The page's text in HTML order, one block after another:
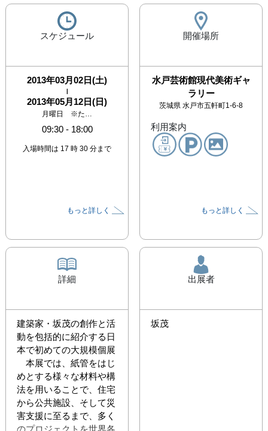
スケジュール
2013年03月02日(土)
|
2013年05月12日(日)
月曜日 ※た…
09:30- 18:00
入場時間は 17 時 30 分まで
もっと詳しく
開催場所
水戸芸術館現代美術ギャ
ラリー
茨城県 水戸市五軒町1-6-8
利用案内
もっと詳しく
詳細
建築家・坂茂の創作と活
動を包括的に紹介する日
本で初めての大規模個展
本展では、紙管をはじ
めとする様々な材料や構
法を用いることで、住宅
から公共施設、そして災
害支援に至るまで、多く
のプロジェクトを世界各
出展者
坂茂